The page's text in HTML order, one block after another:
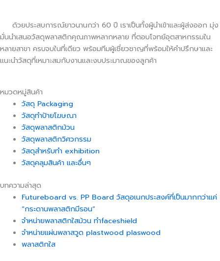
ด้วยประสบการณ์ยาวนานกว่า 60 ปี เราเป็นทั้งผู้นำเข้าและผู้ส่งออก มุ่ง
มั่นนำเสนอวัสดุพลาสติกคุณภาพหลากหลาย ที่ตอบโจทย์อุตสาหกรรมใน
หลายสาขา ครบจบในที่เดียว พร้อมทีมผู้เชี่ยวชาญที่พร้อมให้คำปรึกษาและ
แนะนำวัสดุที่เหมาะสมกับงานและงบประมาณของลูกค้า
หมวดหมู่สินค้า
วัสดุ Packaging
วัสดุทำป้ายโฆษณา
วัสดุพลาสติกม้วน
วัสดุพลาสติกวิศวกรรม
วัสดุสำหรับทำ exhibition
วัสดุคลุมสินค้า และอื่นๆ
บทความล่าสุด
Futureboard vs. PP Board วัสดุอเนกประสงค์ที่เป็นมากกว่าแค่
“กระดานพลาสติกมีรอน”
จำหน่ายพลาสติกใสม้วน ทำfaceshield
จำหน่ายแผ่นพลาสวูด plastwood plaswood
พลาสติกใส